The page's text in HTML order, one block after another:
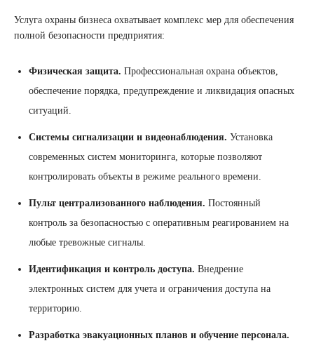
Услуга охраны бизнеса охватывает комплекс мер для обеспечения
полной безопасности предприятия:
Физическая защита. Профессиональная охрана объектов,
обеспечение порядка, предупреждение и ликвидация опасных
ситуаций.
Системы сигнализации и видеонаблюдения. Установка
современных систем мониторинга, которые позволяют
контролировать объекты в режиме реального времени.
Пульт централизованного наблюдения. Постоянный
контроль за безопасностью с оперативным реагированием на
любые тревожные сигналы.
Идентификация и контроль доступа. Внедрение
электронных систем для учета и ограничения доступа на
территорию.
Разработка эвакуационных планов и обучение персонала.